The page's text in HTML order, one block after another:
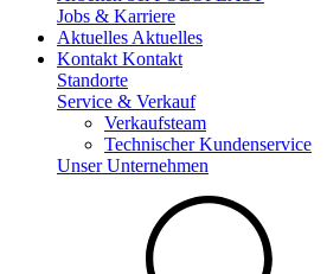
Jobs & Karriere
Aktuelles Aktuelles
Kontakt Kontakt
Standorte
Service & Verkauf
Verkaufsteam
Technischer Kundenservice
Unser Unternehmen